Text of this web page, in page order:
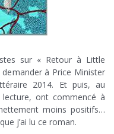
sur « Retour à Little
à Price Minister
2014. Et puis, au
ont commencé à
moins positifs…
j’ai lu ce roman.